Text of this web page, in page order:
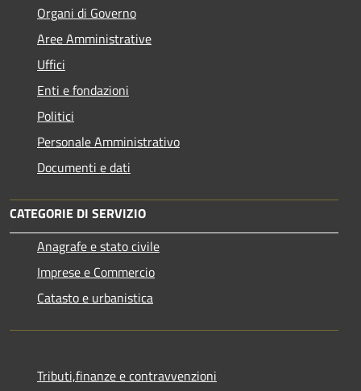
Organi di Governo
Aree Amministrative
Uffici
Enti e fondazioni
Politici
Personale Amministrativo
Documenti e dati
CATEGORIE DI SERVIZIO
Anagrafe e stato civile
Imprese e Commercio
Catasto e urbanistica
Tributi,finanze e contravvenzioni